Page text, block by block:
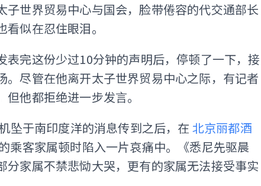
子世界贸易中心与国会，脸带倦容的代交通部长
看似在忍住眼泪。
表完这份少过10分钟的声明后，停顿了一下，接
。尽管在他离开太子世界贸易中心之际，有记者
但他都拒绝进一步发言。
坠于南印度洋的消息传到之后，在 北京丽都酒
乘客家属顿时陷入一片哀痛中。《悉尼先驱晨
分家属不禁悲恸大哭，更有的家属无法接受事实